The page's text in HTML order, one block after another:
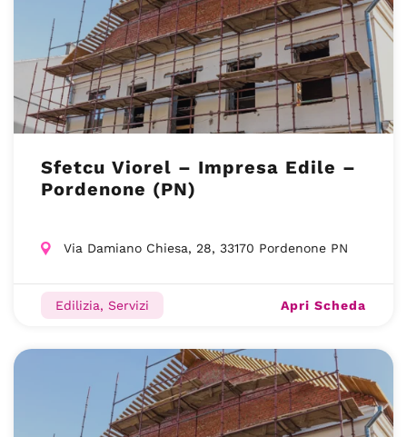
Sfetcu Viorel – Impresa Edile –
Pordenone (PN)
Via Damiano Chiesa, 28, 33170 Pordenone PN
Edilizia, Servizi Apri Scheda